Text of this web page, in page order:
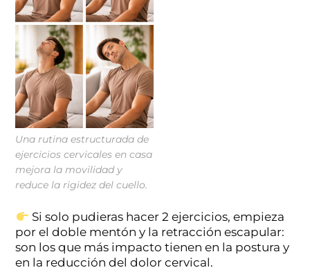
Una rutina estructurada de
ejercicios cervicales en casa
mejora la movilidad y
reduce la rigidez del cuello.
Si solo pudieras hacer 2 ejercicios, empieza
por el doble mentón y la retracción escapular:
son los que más impacto tienen en la postura y
en la reducción del dolor cervical.